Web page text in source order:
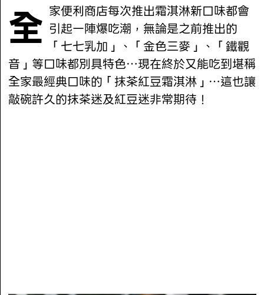
全家便利商店每次推出霜淇淋新口味都會 引起一陣爆吃潮，無論是之前推出的
「七七乳加」、「金色三麥」、「鐵觀
音」等口味都別具特色…現在終於又能吃到堪稱
全家最經典口味的「抹茶紅豆霜淇淋」…這也讓
敲碗許久的抹茶迷及紅豆迷非常期待！